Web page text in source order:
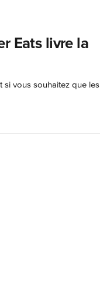
Eats livre la
vous souhaitez que les